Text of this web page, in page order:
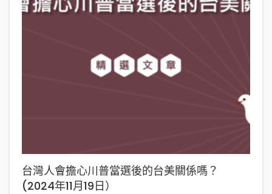
台灣人會擔心川普當選後的台美關係嗎？
(2024年11月19日）